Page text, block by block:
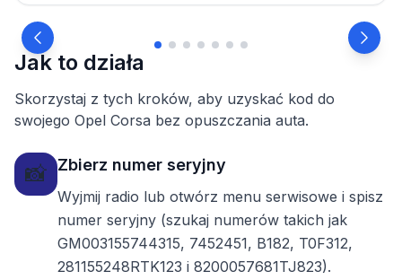
Jak to działa
Skorzystaj z tych kroków, aby uzyskać kod do
swojego Opel Corsa bez opuszczania auta.
📸 Zbierz numer seryjny
Wyjmij radio lub otwórz menu serwisowe i spisz
numer seryjny (szukaj numerów takich jak
GM003155744315, 7452451, B182, T0F312,
281155248RTK123 i 8200057681TJ823).